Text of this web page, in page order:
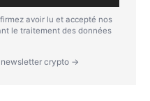
avoir lu et accepté nos
le traitement des données
newsletter crypto →